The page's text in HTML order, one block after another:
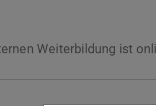
Weiterbildung ist